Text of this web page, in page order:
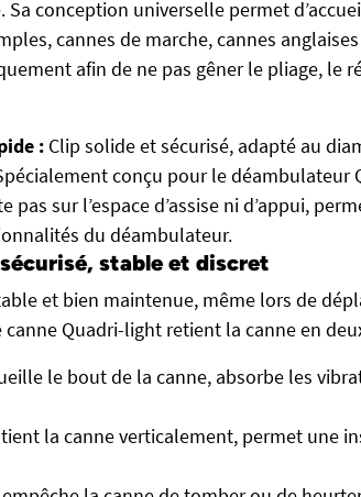
Sa conception universelle permet
cannes de marche, cannes
afin de ne pas gêner le pliage, le
: Clip solide et sécurisé, adapté au
conçu pour le déambulateur
pas sur l’espace d’assise ni d’appui,
du déambulateur.
stable et discret
et bien maintenue, même lors de
Quadri-light retient la canne en
le bout de la canne, absorbe les
la canne verticalement, permet une